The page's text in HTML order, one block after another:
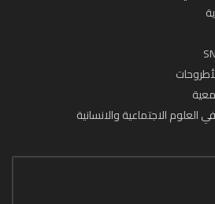
العلوم الاجتماعية والانسانية